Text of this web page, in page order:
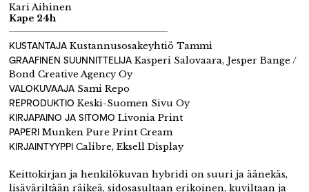
Kari Aihinen
Kape 24h
KUSTANTAJA Kustannusosakeyhtiö Tammi
GRAAFINEN SUUNNITTELIJA Kasperi Salovaara, Jesper Bange /
Bond Creative Agency Oy
VALOKUVAAJA Sami Repo
REPRODUKTIO Keski-Suomen Sivu Oy
KIRJAPAINO JA SITOMO Livonia Print
PAPERI Munken Pure Print Cream
KIRJAINTYYPPI Calibre, Eksell Display
Keittokirjan ja henkilökuvan hybridi on suuri ja äänekäs,
lisäväriltään räikeä, sidosasultaan erikoinen, kuviltaan ja